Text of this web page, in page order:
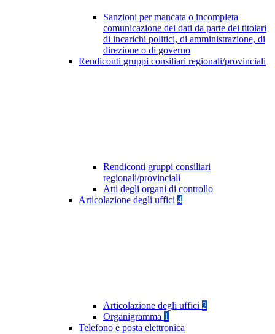
Sanzioni per mancata o incompleta
comunicazione dei dati da parte dei titolari
di incarichi politici, di amministrazione, di
direzione o di governo
Rendiconti gruppi consiliari regionali/provinciali
Rendiconti gruppi consiliari
regionali/provinciali
Atti degli organi di controllo
Articolazione degli uffici 4
Articolazione degli uffici 2
Organigramma 1
Telefono e posta elettronica